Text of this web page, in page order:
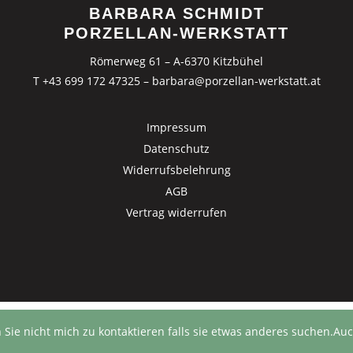
nicht mich zu kontaktieren falls sie etwas anderes
BARBARA SCHMIDT
PORZELLAN-WERKSTATT
Römerweg 61 – A-6370 Kitzbühel
T +43 699 172 47325– barbara@porzellan-werkstatt.at
Impressum
Datenschutz
Widerrufsbelehrung
AGB
Vertrag widerrufen
Vertrag widerrufen